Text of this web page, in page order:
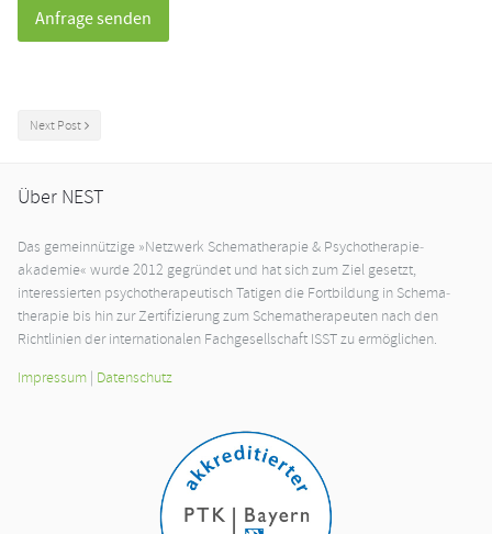
Next Post
Über NEST
Das gemeinnützige »Netzwerk Schema­therapie & Psychotherapie­
akademie« wurde 2012 gegründet und hat sich zum Ziel gesetzt,
interessierten psycho­therapeutisch Tatigen die Fortbildung in Schema­
therapie bis hin zur Zertifi­zierung zum Schema­therapeuten nach den
Richtlinien der inter­nationalen Fach­gesellschaft ISST zu ermöglichen.
Impressum | Datenschutz